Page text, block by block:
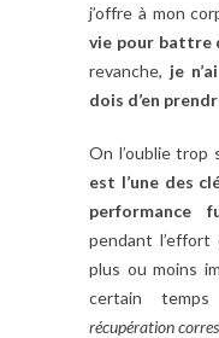
j’offre à mon
vie pour battre
revanche, je
dois d’en
On l’oublie trop
est l’une des
performance
pendant l’effort
plus ou moins
certain
récupération